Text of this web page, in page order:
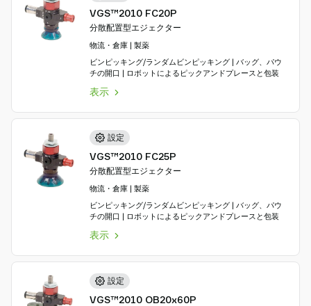
VGS™2010 FC20P
分散配置型エジェクター
物流・倉庫 | 製薬
ビンピッキング/ランダムビンピッキング | バッグ、パウ
チの開口 | ロボットによるピックアンドプレースと包装
表示
設定
VGS™2010 FC25P
分散配置型エジェクター
物流・倉庫 | 製薬
ビンピッキング/ランダムビンピッキング | バッグ、パウ
チの開口 | ロボットによるピックアンドプレースと包装
表示
設定
VGS™2010 OB20x60P